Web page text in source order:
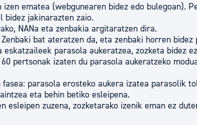
izen ematea (webgunearen bidez edo bulegoan).
bidez jakinarazten zaio.
NANa eta zenbakia argitaratzen dira.
bat ateratzen da, eta zenbaki horren
eskatzaileek parasola aukeratzea, zozketa bidez
60 pertsonak izaten du parasola aukeratzeko
fasea: parasola erosteko aukera izatea parasolik
eta behin betiko esleipena.
esleipen zuzena, zozketarako izenik eman ez